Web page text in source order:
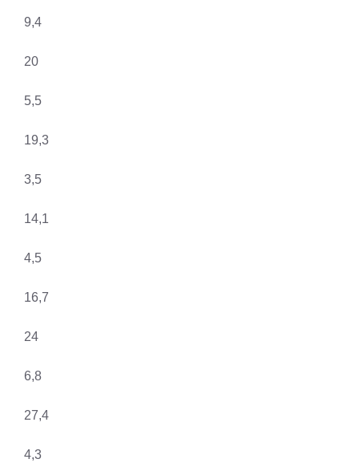
9,4
20
5,5
19,3
3,5
14,1
4,5
16,7
24
6,8
27,4
4,3